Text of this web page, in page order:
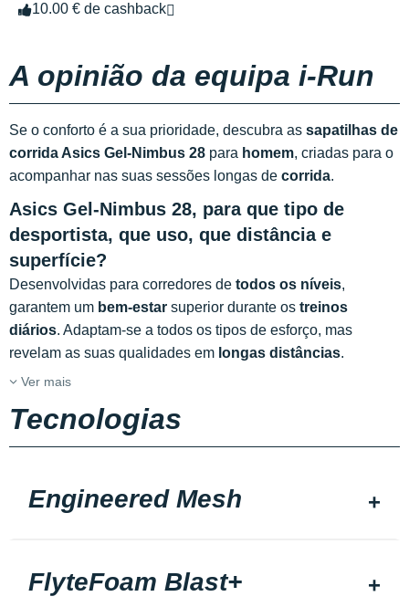
10.00 € de cashback
A opinião da equipa i-Run
Se o conforto é a sua prioridade, descubra as sapatilhas de
corrida Asics Gel-Nimbus 28 para homem, criadas para o
acompanhar nas suas sessões longas de corrida.
Asics Gel-Nimbus 28, para que tipo de
desportista, que uso, que distância e
superfície?
Desenvolvidas para corredores de todos os níveis,
garantem um bem-estar superior durante os treinos
diários. Adaptam-se a todos os tipos de esforço, mas
revelam as suas qualidades em longas distâncias.
Ver mais
Tecnologias
Engineered Mesh
FlyteFoam Blast+